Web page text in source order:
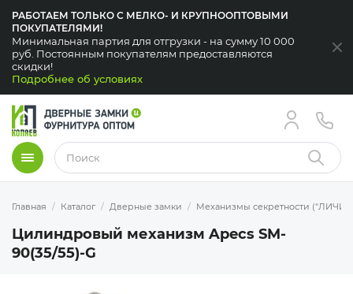
РАБОТАЕМ ТОЛЬКО С МЕЛКО- И КРУПНООПТОВЫМИ
ПОКУПАТЕЛЯМИ!
Минимальная партия для отгрузки - на сумму 10 000
руб. Постоянным покупателям предоставляются
скидки!
Подробнее об условиях
Меню Найти
Главная Каталог Дверные замки Механизмы секретности
Цилиндровый механизм Apecs SM-
90(35/55)-G